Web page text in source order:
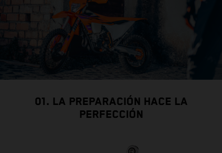
01. LA PREPARACIÓN HACE LA
PERFECCIÓN